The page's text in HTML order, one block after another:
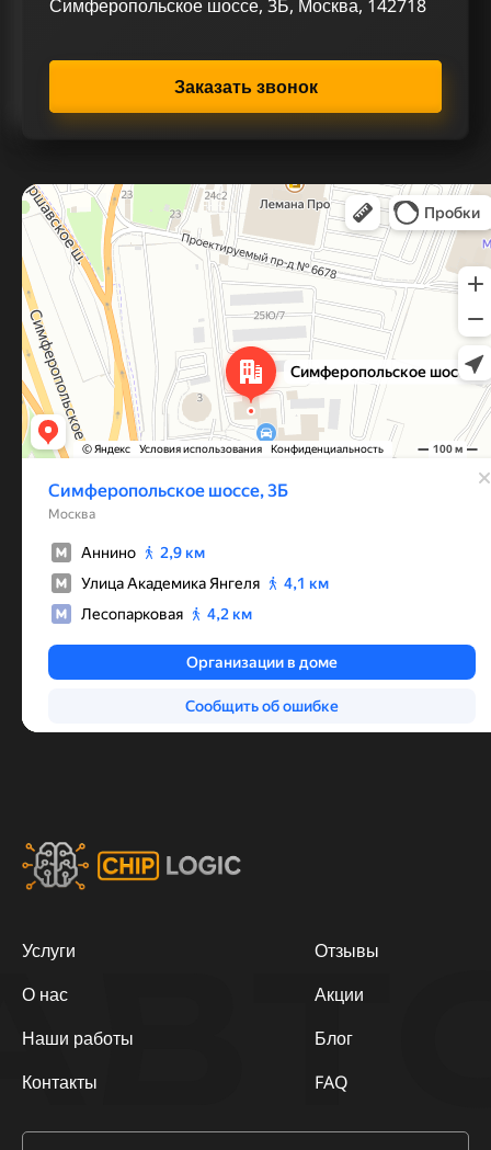
Симферопольское шоссе, 3Б, Москва, 142718
Заказать звонок
Услуги
О нас
Наши работы
Контакты
Отзывы
Акции
Блог
FAQ